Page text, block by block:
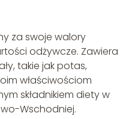
za swoje walory
odżywcze. Zawiera
takie jak potas,
właściwościom
składnikiem diety w
Wschodniej.